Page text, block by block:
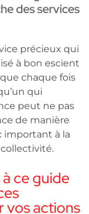
des services
précieux qui
à bon escient
chaque fois
qui
peut ne pas
de manière
important à la
ce guide
vos actions